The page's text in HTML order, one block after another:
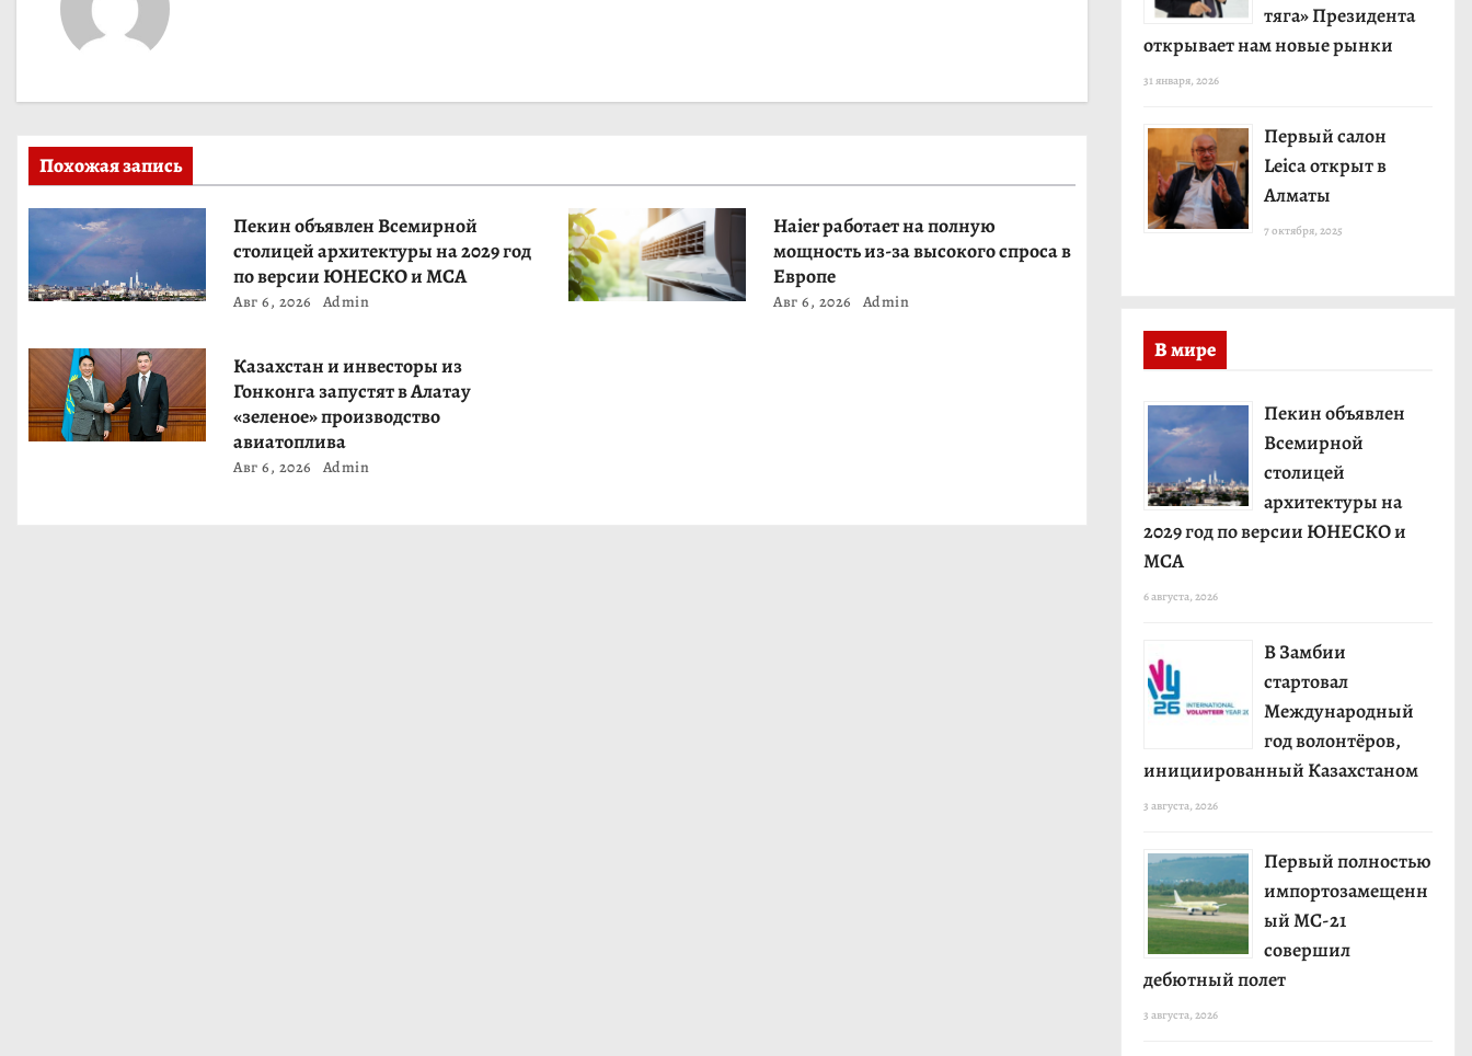
ц
и
я
п
о
з
а
п
Похожая запись
Пекин объявлен Всемирной
столицей архитектуры на 2029 год
по версии ЮНЕСКО и МСА
Авг 6, 2026 Admin
Haier работает на полную
мощность из-за высокого спроса в
Европе
Авг 6, 2026 Admin
Казахстан и инвесторы из
Гонконга запустят в Алатау
«зеленое» производство
авиатоплива
Авг 6, 2026 Admin
тяга» Президента
открывает нам новые рынки
31 января, 2026
Первый салон
Leica открыт в
Алматы
7 октября, 2025
В мире
Пекин объявлен
Всемирной
столицей
архитектуры на
2029 год по версии ЮНЕСКО и
МСА
6 августа, 2026
В Замбии
стартовал
Международный
год волонтёров,
инициированный Казахстаном
3 августа, 2026
Первый полностью
импортозамещенн
ый МС-21
совершил
дебютный полет
3 августа, 2026